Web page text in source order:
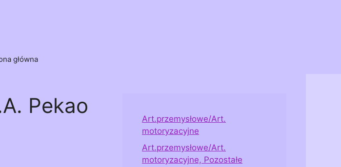
główna
Pekao
Art.przemysłowe/Art.
motoryzacyjne
Art.przemysłowe/Art.
motoryzacyjne, Pozostałe